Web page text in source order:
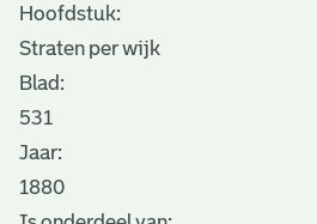
Hoofdstuk:
Straten per wijk
Blad:
531
Jaar:
1880